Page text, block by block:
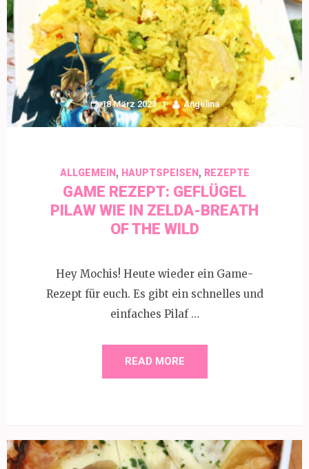
18 März 2023 Angelina
ALLGEMEIN, HAUPTSPEISEN, REZEPTE
GAME REZEPT: GEFLÜGEL
PILAW WIE IN ZELDA-BREATH
OF THE WILD
Hey Mochis! Heute wieder ein Game-
Rezept für euch. Es gibt ein schnelles und
einfaches Pilaf …
READ MORE